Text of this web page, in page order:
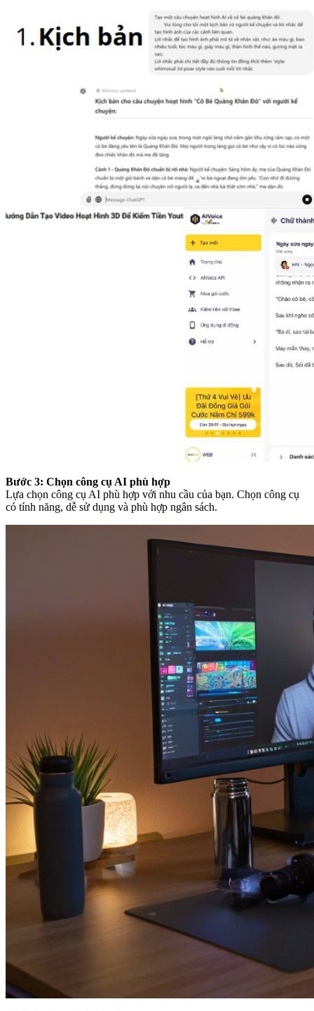
Bước 3: Chọn công cụ AI phù hợp
Lựa chọn công cụ AI phù hợp với nhu cầu của bạn. Chọn công cụ
có tính năng, dễ sử dụng và phù hợp ngân sách.